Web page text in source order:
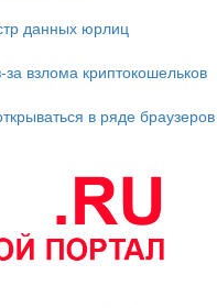
данных юрлиц
взлома криптокошельков
в ряде браузеров